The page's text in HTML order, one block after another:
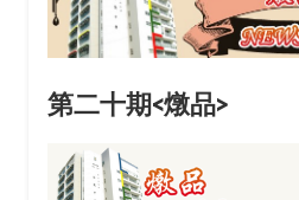
第二十期<燉品>